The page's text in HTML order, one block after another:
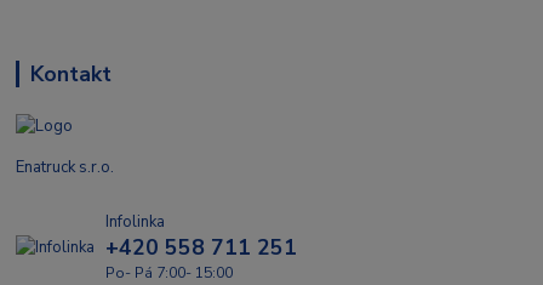
Kontakt
Enatruck s.r.o.
Infolinka
+420 558 711 251
Po- Pá 7:00- 15:00